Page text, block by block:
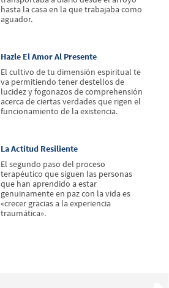
hasta la casa en la que trabajaba como
aguador.
Hazle El Amor Al Presente
El cultivo de tu dimensión espiritual te
va permitiendo tener destellos de
lucidez y fogonazos de comprehensión
acerca de ciertas verdades que rigen el
funcionamiento de la existencia.
La Actitud Resiliente
El segundo paso del proceso
terapéutico que siguen las personas
que han aprendido a estar
genuinamente en paz con la vida es
«crecer gracias a la experiencia
traumática».